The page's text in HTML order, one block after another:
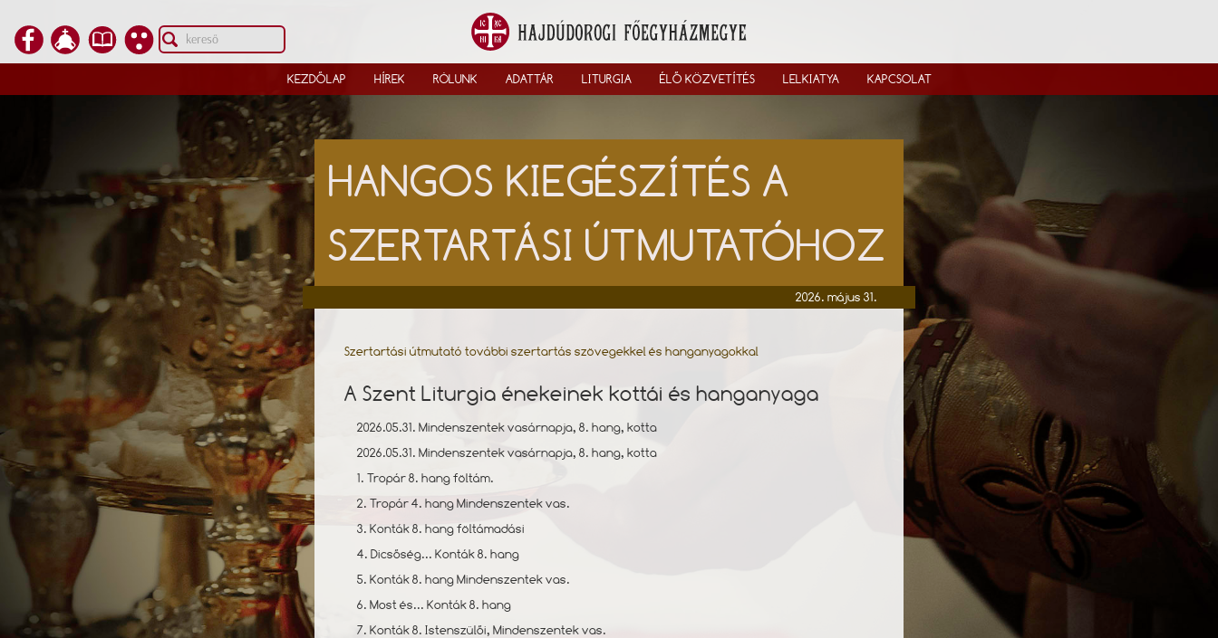
KEZDŐLAP HÍREK RÓLUNK ADATTÁR LITURGIA ÉLŐ KÖZVETÍTÉS LELKIATYA KAPCSOLAT
HANGOS KIEGÉSZÍTÉS A
SZERTARTÁSI ÚTMUTATÓHOZ
2026. május 31.
Szertartási útmutató további szertartás szövegekkel és hanganyagokkal
A Szent Liturgia énekeinek kottái és hanganyaga
2026.05.31. Mindenszentek vasárnapja, 8. hang, kotta
2026.05.31. Mindenszentek vasárnapja, 8. hang, kotta
1. Tropár 8. hang föltám.
2. Tropár 4. hang Mindenszentek vas.
3. Konták 8. hang föltámadási
4. Dicsőség... Konták 8. hang
5. Konták 8. hang Mindenszentek vas.
6. Most és... Konták 8. hang
7. Konták 8. Istenszülői, Mindenszentek vas.